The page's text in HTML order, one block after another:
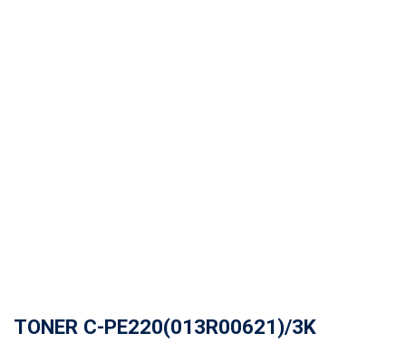
TONER C-PE220(013R00621)/3K